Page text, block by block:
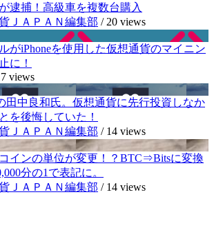
逮捕！高級車を複数台購入
ＪＡＰＡＮ編集部 / 20 views
がiPhoneを使用した仮想通貨のマイニン
に！
views
田中良和氏。仮想通貨に先行投資しなか
を後悔していた！
ＪＡＰＡＮ編集部 / 14 views
インの単位が変更！？BTC⇒Bitsに変換
分の1で表記に。
ＪＡＰＡＮ編集部 / 14 views